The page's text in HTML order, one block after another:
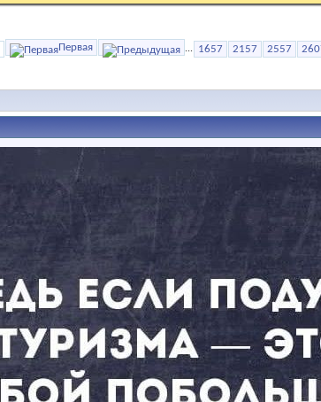
Первая ... 1657 2157 2557